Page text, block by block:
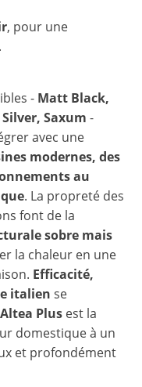
, pour une
- Matt Black,
Saxum -
avec une
modernes, des
au
. La propreté des
font de la
sobre mais
la chaleur en une
Efficacité,
italien se
Altea Plus est la
domestique à un
et profondément